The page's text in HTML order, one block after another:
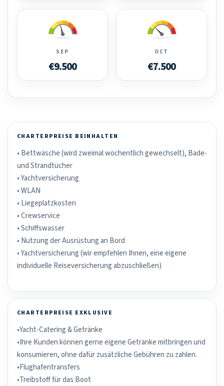
SEP
€9.500
OCT
€7.500
CHARTERPREISE BEINHALTEN
• Bettwäsche (wird zweimal wöchentlich gewechselt), Bade-
und Strandtücher
• Yachtversicherung
• WLAN
• Liegeplatzkosten
• Crewservice
• Schiffswasser
• Nutzung der Ausrüstung an Bord
• Yachtversicherung (wir empfehlen Ihnen, eine eigene
individuelle Reiseversicherung abzuschließen)
CHARTERPREISE EXKLUSIVE
•Yacht-Catering & Getränke
•Ihre Kunden können gerne eigene Getränke mitbringen und
konsumieren, ohne dafür zusätzliche Gebühren zu zahlen.
•Flughafentransfers
•Treibstoff für das Boot